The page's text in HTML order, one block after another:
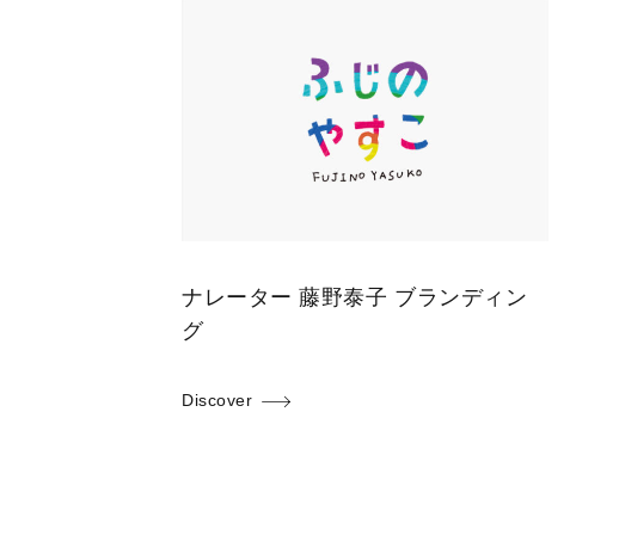
ナレーター 藤野泰子 ブランディン
グ
Discover